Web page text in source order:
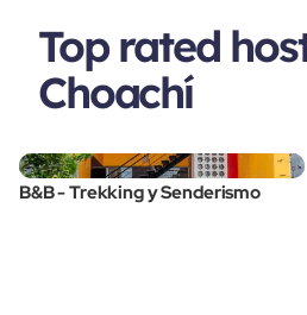
Top rated
Choachí
B&B - Trekking y Senderismo